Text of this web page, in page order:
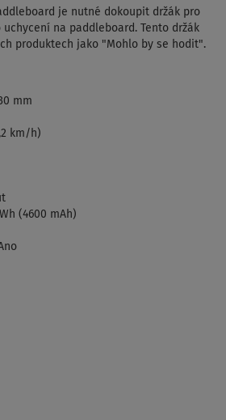
je nutné dokoupit držák pro
na paddleboard. Tento držák
produktech jako "Mohlo by se hodit".
mm
km/h)
(4600 mAh)